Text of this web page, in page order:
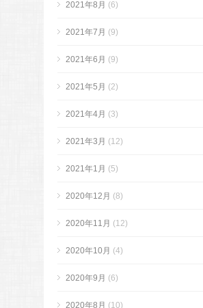
2021年8月 (6)
2021年7月 (9)
2021年6月 (9)
2021年5月 (2)
2021年4月 (3)
2021年3月 (12)
2021年1月 (5)
2020年12月 (8)
2020年11月 (12)
2020年10月 (4)
2020年9月 (6)
2020年8月 (10)